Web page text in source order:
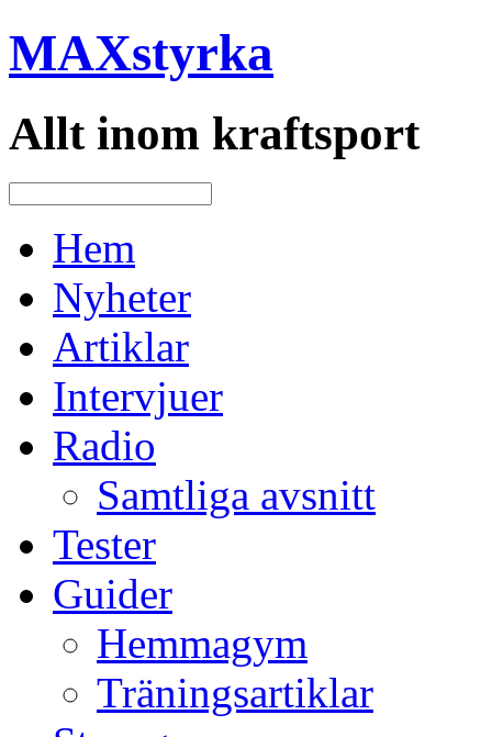
MAXstyrka
Allt inom kraftsport
Hem
Nyheter
Artiklar
Intervjuer
Radio
Samtliga avsnitt
Tester
Guider
Hemmagym
Träningsartiklar